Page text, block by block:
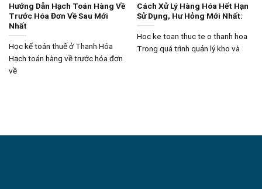
Hướng Dẫn Hạch Toán Hàng Về
Trước Hóa Đơn Về Sau Mới
Nhất
Học kế toán thuế ở Thanh Hóa
Hạch toán hàng về trước hóa đơn
về
Cách Xử Lý Hàng Hóa Hết Hạn
Sử Dụng, Hư Hỏng Mới Nhất:
Hoc ke toan thuc te o thanh hoa
Trong quá trình quản lý kho và